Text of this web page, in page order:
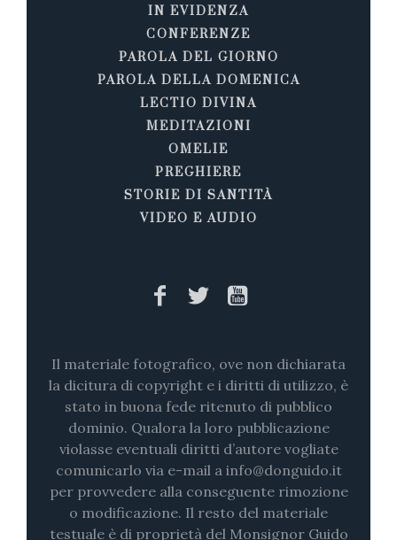
IN EVIDENZA
CONFERENZE
PAROLA DEL GIORNO
PAROLA DELLA DOMENICA
LECTIO DIVINA
MEDITAZIONI
OMELIE
PREGHIERE
STORIE DI SANTITÀ
VIDEO E AUDIO
Il materiale fotografico, ove non dichiarata
la dicitura di copyright e i diritti di utilizzo, è
stato in buona fede ritenuto di pubblico
dominio. Qualora la loro pubblicazione
violasse eventuali diritti d’autore vogliate
comunicarlo via e-mail a info@donguido.it
per provvedere alla conseguente rimozione
o modificazione. Il resto del materiale
testuale è di proprietà del Monsignor Guido